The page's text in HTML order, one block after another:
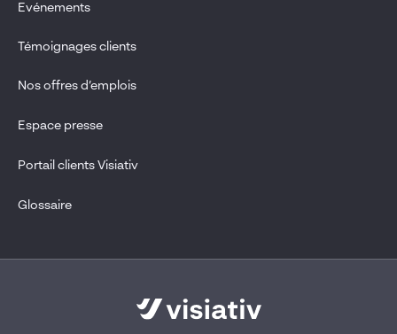
Evénements
Témoignages clients
Nos offres d’emplois
Espace presse
Portail clients Visiativ
Glossaire